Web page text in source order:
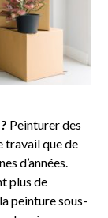
Peinturer des
travail que de
d’années.
plus de
peinture sous-